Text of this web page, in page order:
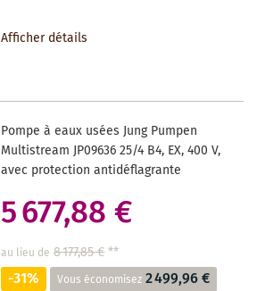
SOUHAITS
Afficher détails
Pompe à eaux usées Jung Pumpen
Multistream JP09636 25/4 B4, EX, 400 V,
avec protection antidéflagrante
5 677,88 €
au lieu de 8 177,85 €**
-31% Vous économisez 2 499,96 €